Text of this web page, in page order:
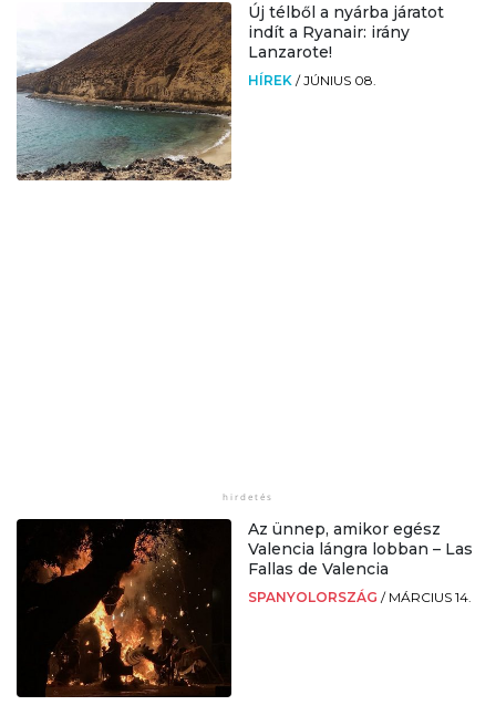
Új télből a nyárba járatot
indít a Ryanair: irány
Lanzarote!
HÍREK /JÚNIUS 08.
Az ünnep, amikor egész
Valencia lángra lobban – Las
Fallas de Valencia
SPANYOLORSZÁG / MÁRCIUS 14.